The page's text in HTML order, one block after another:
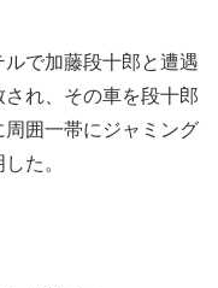
で加藤段十郎と遭遇
され、その車を段十郎
囲一帯にジャミング
た。